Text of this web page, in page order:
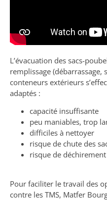
L’évacuation des sacs-
remplissage (débarrassage,
conteneurs extérieurs
adaptés :
capacité insuffisante
peu maniables, trop
difficiles à nettoyer
risque de chute des
risque de
Pour faciliter le travail des
contre les TMS, Matfer